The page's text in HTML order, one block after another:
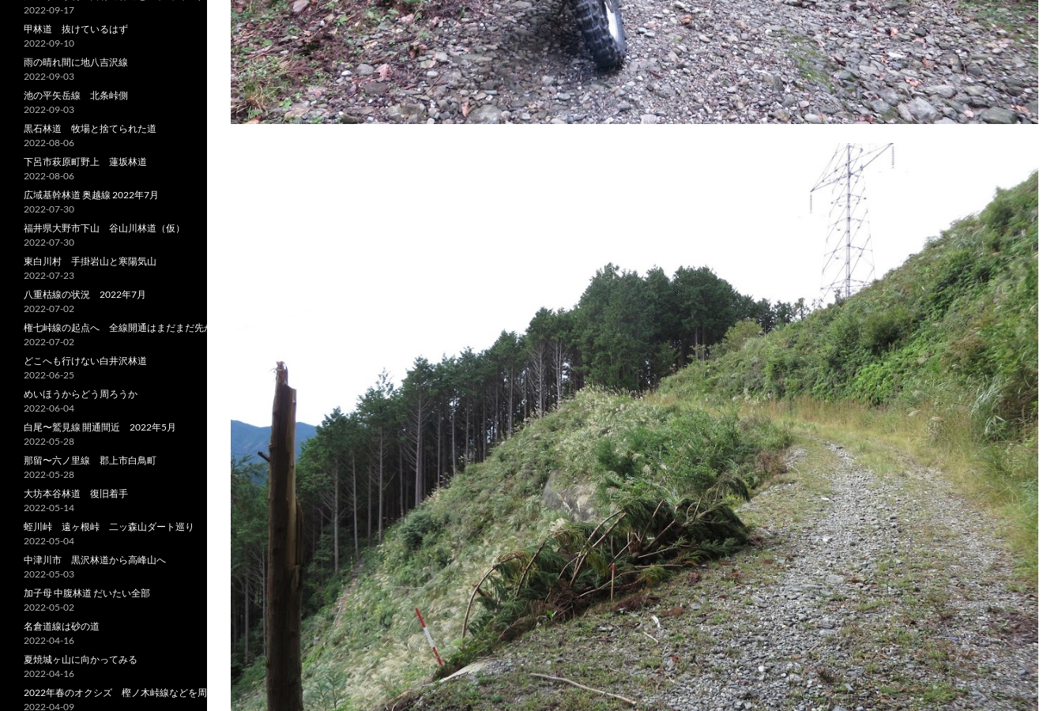
2022-09-17
甲林道 抜けているはず
2022-09-10
雨の晴れ間に地八吉沢線
2022-09-03
池の平矢岳線 北条峠側
2022-09-03
黒石林道 牧場と捨てられた道
2022-08-06
下呂市萩原町野上 蓮坂林道
2022-08-06
広域基幹林道 奥越線 2022年7月
2022-07-30
福井県大野市下山 谷山川林道（仮）
2022-07-30
東白川村 手掛岩山と寒陽気山
2022-07-23
八重枯線の状況 2022年7月
2022-07-02
権七峠線の起点へ 全線開通はまだまだ先か
2022-07-02
どこへも行けない白井沢林道
2022-06-25
めいほうからどう周ろうか
2022-06-04
白尾〜鷲見線 開通間近 2022年5月
2022-05-28
那留〜六ノ里線 郡上市白鳥町
2022-05-28
大坊本谷林道 復旧着手
2022-05-14
蛭川峠 遠ヶ根峠 二ッ森山ダート巡り
2022-05-04
中津川市 黒沢林道から高峰山へ
2022-05-03
加子母 中腹林道 だいたい全部
2022-05-02
名倉道線は砂の道
2022-04-16
夏焼城ヶ山に向かってみる
2022-04-16
2022年春のオクシズ 樫ノ木峠線などを周る
2022-04-09